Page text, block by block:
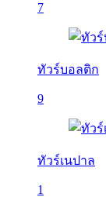
7
ทัวร์บอลติก
9
ทัวร์เนปาล
1